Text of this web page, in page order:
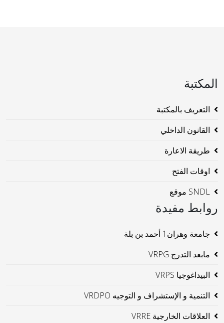
المكتبة
التعريف بالمكتبة
القانون الداخلي
طريقة الاعارة
اوقات الفتح
SNDL موقع
روابط مفيدة
جامعة وهران1 أحمد بن بلة
مابعد التدرج VRPG
البيداغوجيا VRPS
التنمية و الإستشراف و التوجيه VRDPO
العلاقات الخارجية VRRE